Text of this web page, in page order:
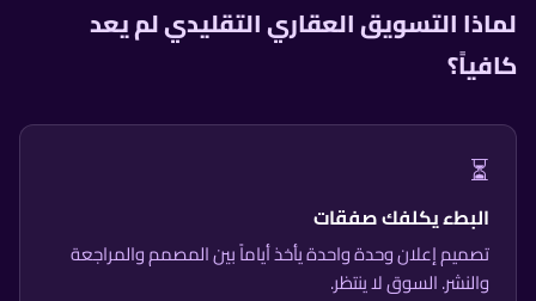
لماذا التسويق العقاري التقليدي لم يعد
كافياً؟
⏳
البطء يكلفك صفقات
تصميم إعلان وحدة واحدة يأخذ أياماً بين المصمم والمراجعة
والنشر. السوق لا ينتظر.